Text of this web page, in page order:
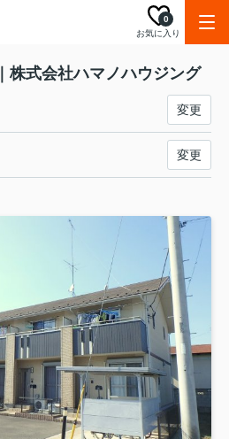
お気に入り
0
株式会社ハマノハウジング
変更
変更